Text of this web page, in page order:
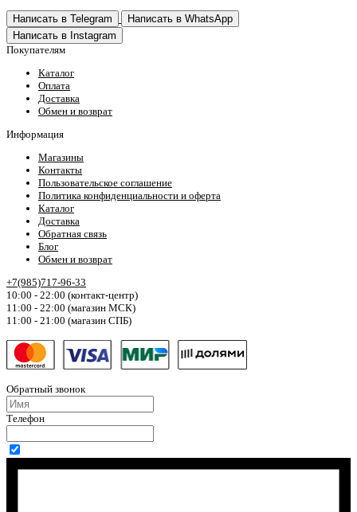
Написать в Telegram
Написать в WhatsApp
Написать в Instagram
Покупателям
Каталог
Оплата
Доставка
Обмен и возврат
Информация
Магазины
Контакты
Пользовательское соглашение
Политика конфиденциальности и оферта
Каталог
Доставка
Обратная связь
Блог
Обмен и возврат
+7(985)717-96-33
10:00 - 22:00 (контакт-центр)
11:00 - 22:00 (магазин МСК)
11:00 - 21:00 (магазин СПБ)
Обратный звонок
Телефон